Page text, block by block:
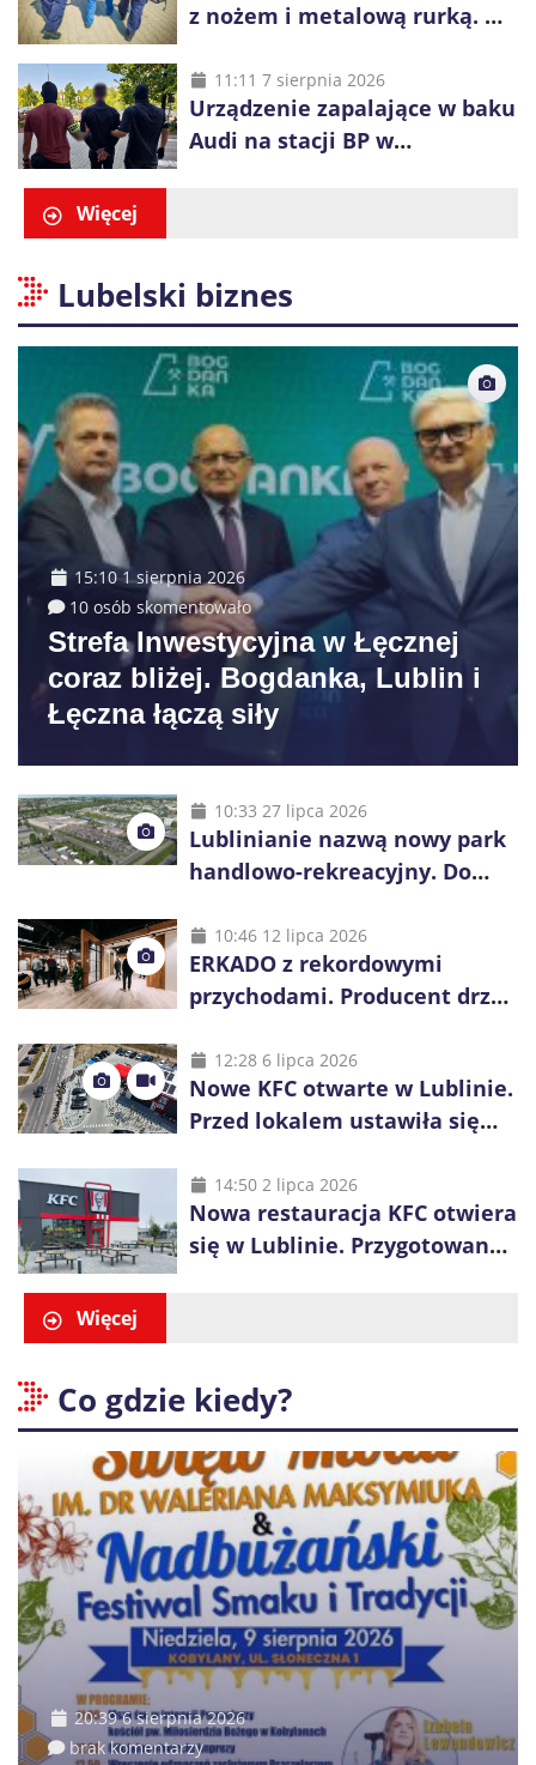
z nożem i metalową rurką. W
alkohol i perfumy
11:11 7 sierpnia 2026
Urządzenie zapalające w baku
Audi na stacji BP w
Więcej
Lubelski biznes
15:10 1 sierpnia 2026
10 osób skomentowało
Strefa Inwestycyjna w Łęcznej
coraz bliżej. Bogdanka, Lublin i
Łęczna łączą siły
10:33 27 lipca 2026
Lublinianie nazwą nowy park
handlowo-rekreacyjny. Do
10:46 12 lipca 2026
ERKADO z rekordowymi
przychodami. Producent drzwi
inwestycje
12:28 6 lipca 2026
Nowe KFC otwarte w Lublinie.
Przed lokalem ustawiła się
14:50 2 lipca 2026
Nowa restauracja KFC otwiera
się w Lublinie. Przygotowano
Więcej
Co gdzie kiedy?
20:39 6 sierpnia 2026
brak komentarzy